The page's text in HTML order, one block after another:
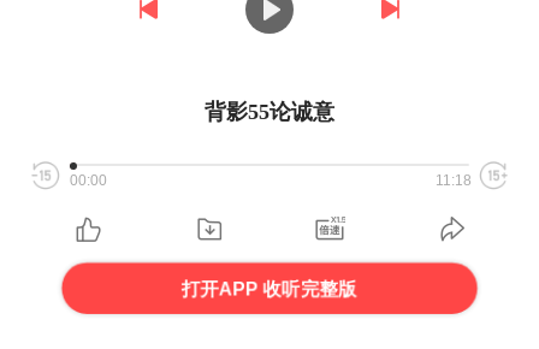
背影55论诚意
00:00 11:18
打开APP 收听完整版